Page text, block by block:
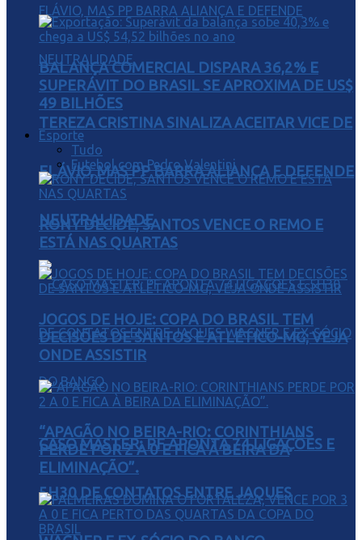
TEREZA CRISTINA SINALIZA ACEITAR VICE DE
FLÁVIO, MAS PP BARRA ALIANÇA E DEFENDE
NEUTRALIDADE
CASO MASTER: PF APONTA 74 LIGAÇÕES E
5H30 DE CONTATOS ENTRE JAQUES
BALANÇA COMERCIAL DISPARA 36,2% E
SUPERÁVIT DO BRASIL SE APROXIMA DE US$
49 BILHÕES
Esporte
Tudo
Futebol com Pedro Valentini
RONY DECIDE, SANTOS VENCE O REMO E
ESTÁ NAS QUARTAS
JOGOS DE HOJE: COPA DO BRASIL TEM
DECISÕES DE SANTOS E ATLÉTICO-MG; VEJA
ONDE ASSISTIR
“APAGÃO NO BEIRA-RIO: CORINTHIANS
PERDE POR 2 A 0 E FICA À BEIRA DA
ELIMINAÇÃO”.